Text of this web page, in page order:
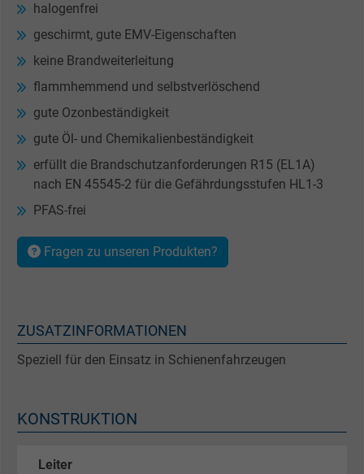
halogenfrei
geschirmt, gute EMV-Eigenschaften
keine Brandweiterleitung
flammhemmend und selbstverlöschend
gute Ozonbeständigkeit
gute Öl- und Chemikalienbeständigkeit
erfüllt die Brandschutzanforderungen R15 (EL1A)
nach EN 45545-2 für die Gefährdungsstufen HL1-3
PFAS-frei
Fragen zu unseren Produkten?
ZUSATZINFORMATIONEN
Speziell für den Einsatz in Schienenfahrzeugen
KONSTRUKTION
Leiter